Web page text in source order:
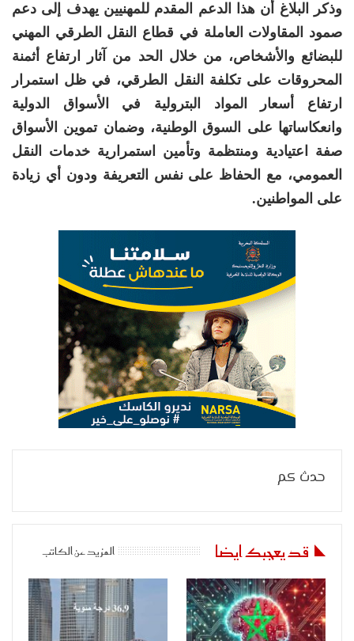
وذكر البلاغ أن هذا الدعم المقدم للمهنيين يهدف إلى دعم
صمود المقاولات العاملة في قطاع النقل الطرقي المهني
للبضائع والأشخاص، من خلال الحد من آثار ارتفاع أثمنة
المحروقات على تكلفة النقل الطرقي، في ظل استمرار
ارتفاع أسعار المواد البترولية في الأسواق الدولية
وانعكاساتها على السوق الوطنية، وضمان تموين الأسواق
صفة اعتيادية ومنتظمة وتأمين استمرارية خدمات النقل
العمومي، مع الحفاظ على نفس التعريفة ودون أي زيادة
على المواطنين.
حدث كم
قد يعجبك ايضا المزيد عن الكاتب